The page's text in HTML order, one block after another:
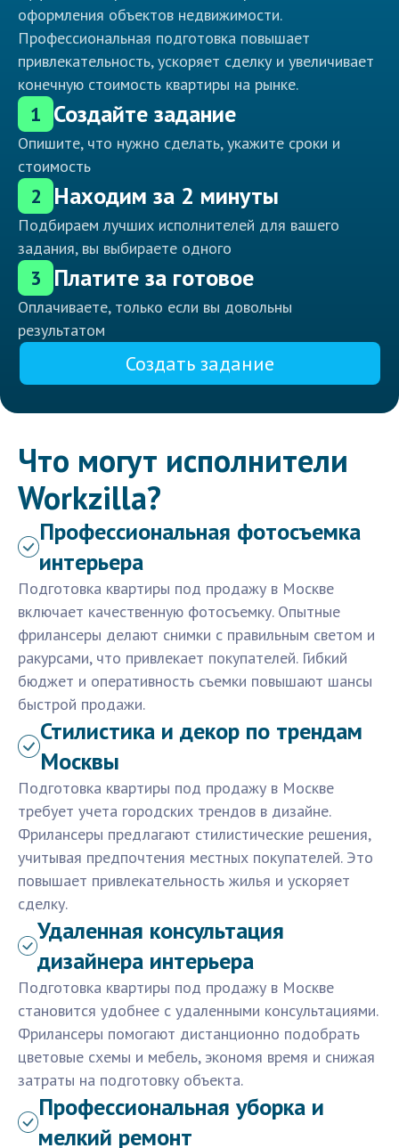
оформления объектов недвижимости.
Профессиональная подготовка повышает
привлекательность, ускоряет сделку и увеличивает
конечную стоимость квартиры на рынке.
1 Создайте задание
Опишите, что нужно сделать, укажите сроки и
стоимость
2 Находим за 2 минуты
Подбираем лучших исполнителей для вашего
задания, вы выбираете одного
3 Платите за готовое
Оплачиваете, только если вы довольны
результатом
Создать задание
Что могут исполнители
Workzilla?
Профессиональная фотосъемка
интерьера
Подготовка квартиры под продажу в Москве
включает качественную фотосъемку. Опытные
фрилансеры делают снимки с правильным светом и
ракурсами, что привлекает покупателей. Гибкий
бюджет и оперативность съемки повышают шансы
быстрой продажи.
Стилистика и декор по трендам
Москвы
Подготовка квартиры под продажу в Москве
требует учета городских трендов в дизайне.
Фрилансеры предлагают стилистические решения,
учитывая предпочтения местных покупателей. Это
повышает привлекательность жилья и ускоряет
сделку.
Удаленная консультация
дизайнера интерьера
Подготовка квартиры под продажу в Москве
становится удобнее с удаленными консультациями.
Фрилансеры помогают дистанционно подобрать
цветовые схемы и мебель, экономя время и снижая
затраты на подготовку объекта.
Профессиональная уборка и
мелкий ремонт